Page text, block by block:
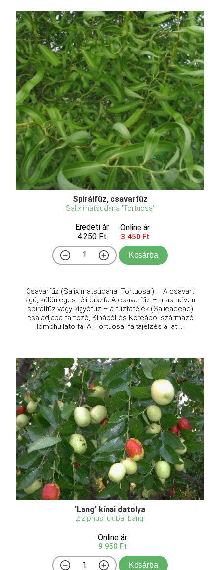
Spirálfűz, csavarfűz
Salix matsudana 'Tortuosa'
Eredeti ár
4 250 Ft
Online ár
3 450 Ft
Kosárba
Csavarfűz (Salix matsudana 'Tortuosa') – A csavart
ágú, különleges téli díszfa A csavarfűz – más néven
spirálfűz vagy kígyófűz – a fűzfafélék (Salicaceae)
családjába tartozó, Kínából és Koreából származó
lombhullató fa. A 'Tortuosa' fajtajelzés a lat ...
'Lang' kínai datolya
Ziziphus jujuba 'Lang'
Online ár
9 950 Ft
Kosárba